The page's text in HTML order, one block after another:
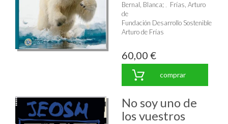
Bernal, Blanca;
Frías, Arturo
de
Fundación Desarrollo Sostenible
Arturo de Frías
60,00 €
comprar
No soy uno de
los vuestros